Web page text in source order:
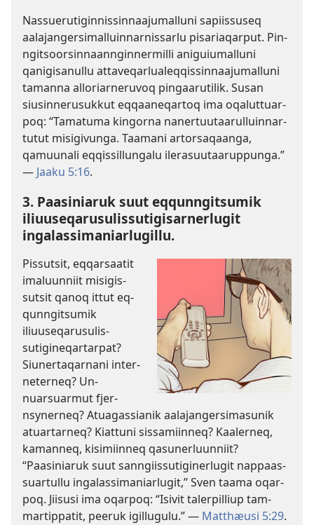
Nas­suerutigin­nis­sin­naajumal­luni sapiis­suseq
aalajangersimal­luin­nar­nis­sarlu pisariaqar­put. Pin­
ngitsoorsin­naan­ngin­nermil­li aniguiumal­luni
qanigisanul­lu at­taveqarlualeq­qis­sin­naajumal­luni
taman­na al­loriar­neruvoq pingaarutilik. Susan
siusin­nerusuk­kut eq­qaaneqar­toq ima oqalut­tuar­
poq: “Tamatuma kingor­na naner­tuutaarul­luin­nar­
tutut misigivunga. Taamani ar­torsaqaanga,
qamuunali eq­qis­sil­lungalu ilerasuutaarup­punga.”
— Jaaku 5:16.
3. Paasiniaruk suut eq­qun­ngitsumik
iliuuseqarusulis­sutigisar­nerlugit
ingalas­simaniarlugil­lu.
Pis­sutsit, eq­qarsaatit
imaluun­niit misigis­
sutsit qanoq it­tut eq­
qun­ngitsumik
iliuuseqarusulis­
sutigineqar­tar­pat?
Siuner­taqar­nani inter­
neter­neq? Un­
nuarsuarmut fjer­
nsyner­neq? Atuagas­sianik aalajangersimasunik
atuar­tar­neq? Kiat­tuni sis­samiin­neq? Kaaler­neq,
kaman­neq, kisimiin­neq qasunerluun­niit?
“Paasiniaruk suut san­ngiis­sutiginerlugit nap­paas­
suar­tul­lu ingalas­simaniarlugit,” Sven taama oqar­
poq. Jiisusi ima oqar­poq: “Isivit taler­pil­liup tam­
mar­tip­patit, peeruk igil­lugulu.” — Mat­thæusi 5:29.